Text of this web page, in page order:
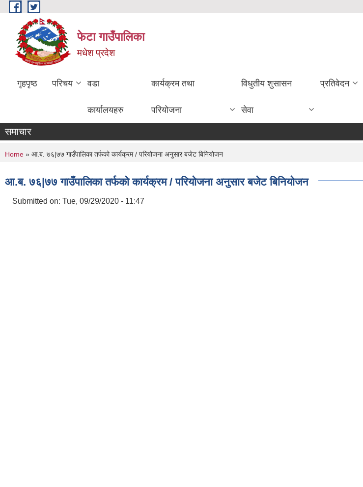
Skip to main content
फेटा गाउँपालिका
मधेश प्रदेश
गृहपृष्ठ परिचय वडा
कार्यालयहरु
कार्यक्रम तथा
परियोजना
विधुतीय शुसासन
सेवा
प्रतिवेदन
समाचार
You are here
Home » आ.ब. ७६|७७ गाउँपालिका तर्फको कार्यक्रम / परियोजना अनुसार बजेट बिनियोजन
आ.ब. ७६|७७ गाउँपालिका तर्फको कार्यक्रम / परियोजना अनुसार बजेट बिनियोजन
Submitted on: Tue, 09/29/2020 - 11:47